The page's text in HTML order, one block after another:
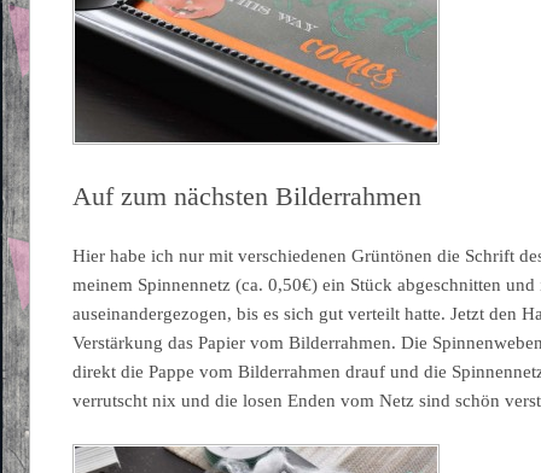
Auf zum nächsten Bilderrahmen
Hier habe ich nur mit verschiedenen Grüntönen die Schrift
meinem Spinnennetz (ca. 0,50€) ein Stück abgeschnitten
auseinandergezogen, bis es sich gut verteilt hatte. Jetzt den
Verstärkung das Papier vom Bilderrahmen. Die
direkt die Pappe vom Bilderrahmen drauf und die
verrutscht nix und die losen Enden vom Netz sind schön